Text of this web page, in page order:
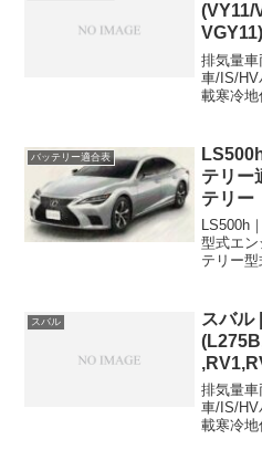
(VY11/
排気量
車/IS/HV
載寒冷地
バッテリー適合表
テリー
テリー
LS500h
型式エ
テリー
A...
スバル
スバル
排気量
車/IS/HV
載寒冷地